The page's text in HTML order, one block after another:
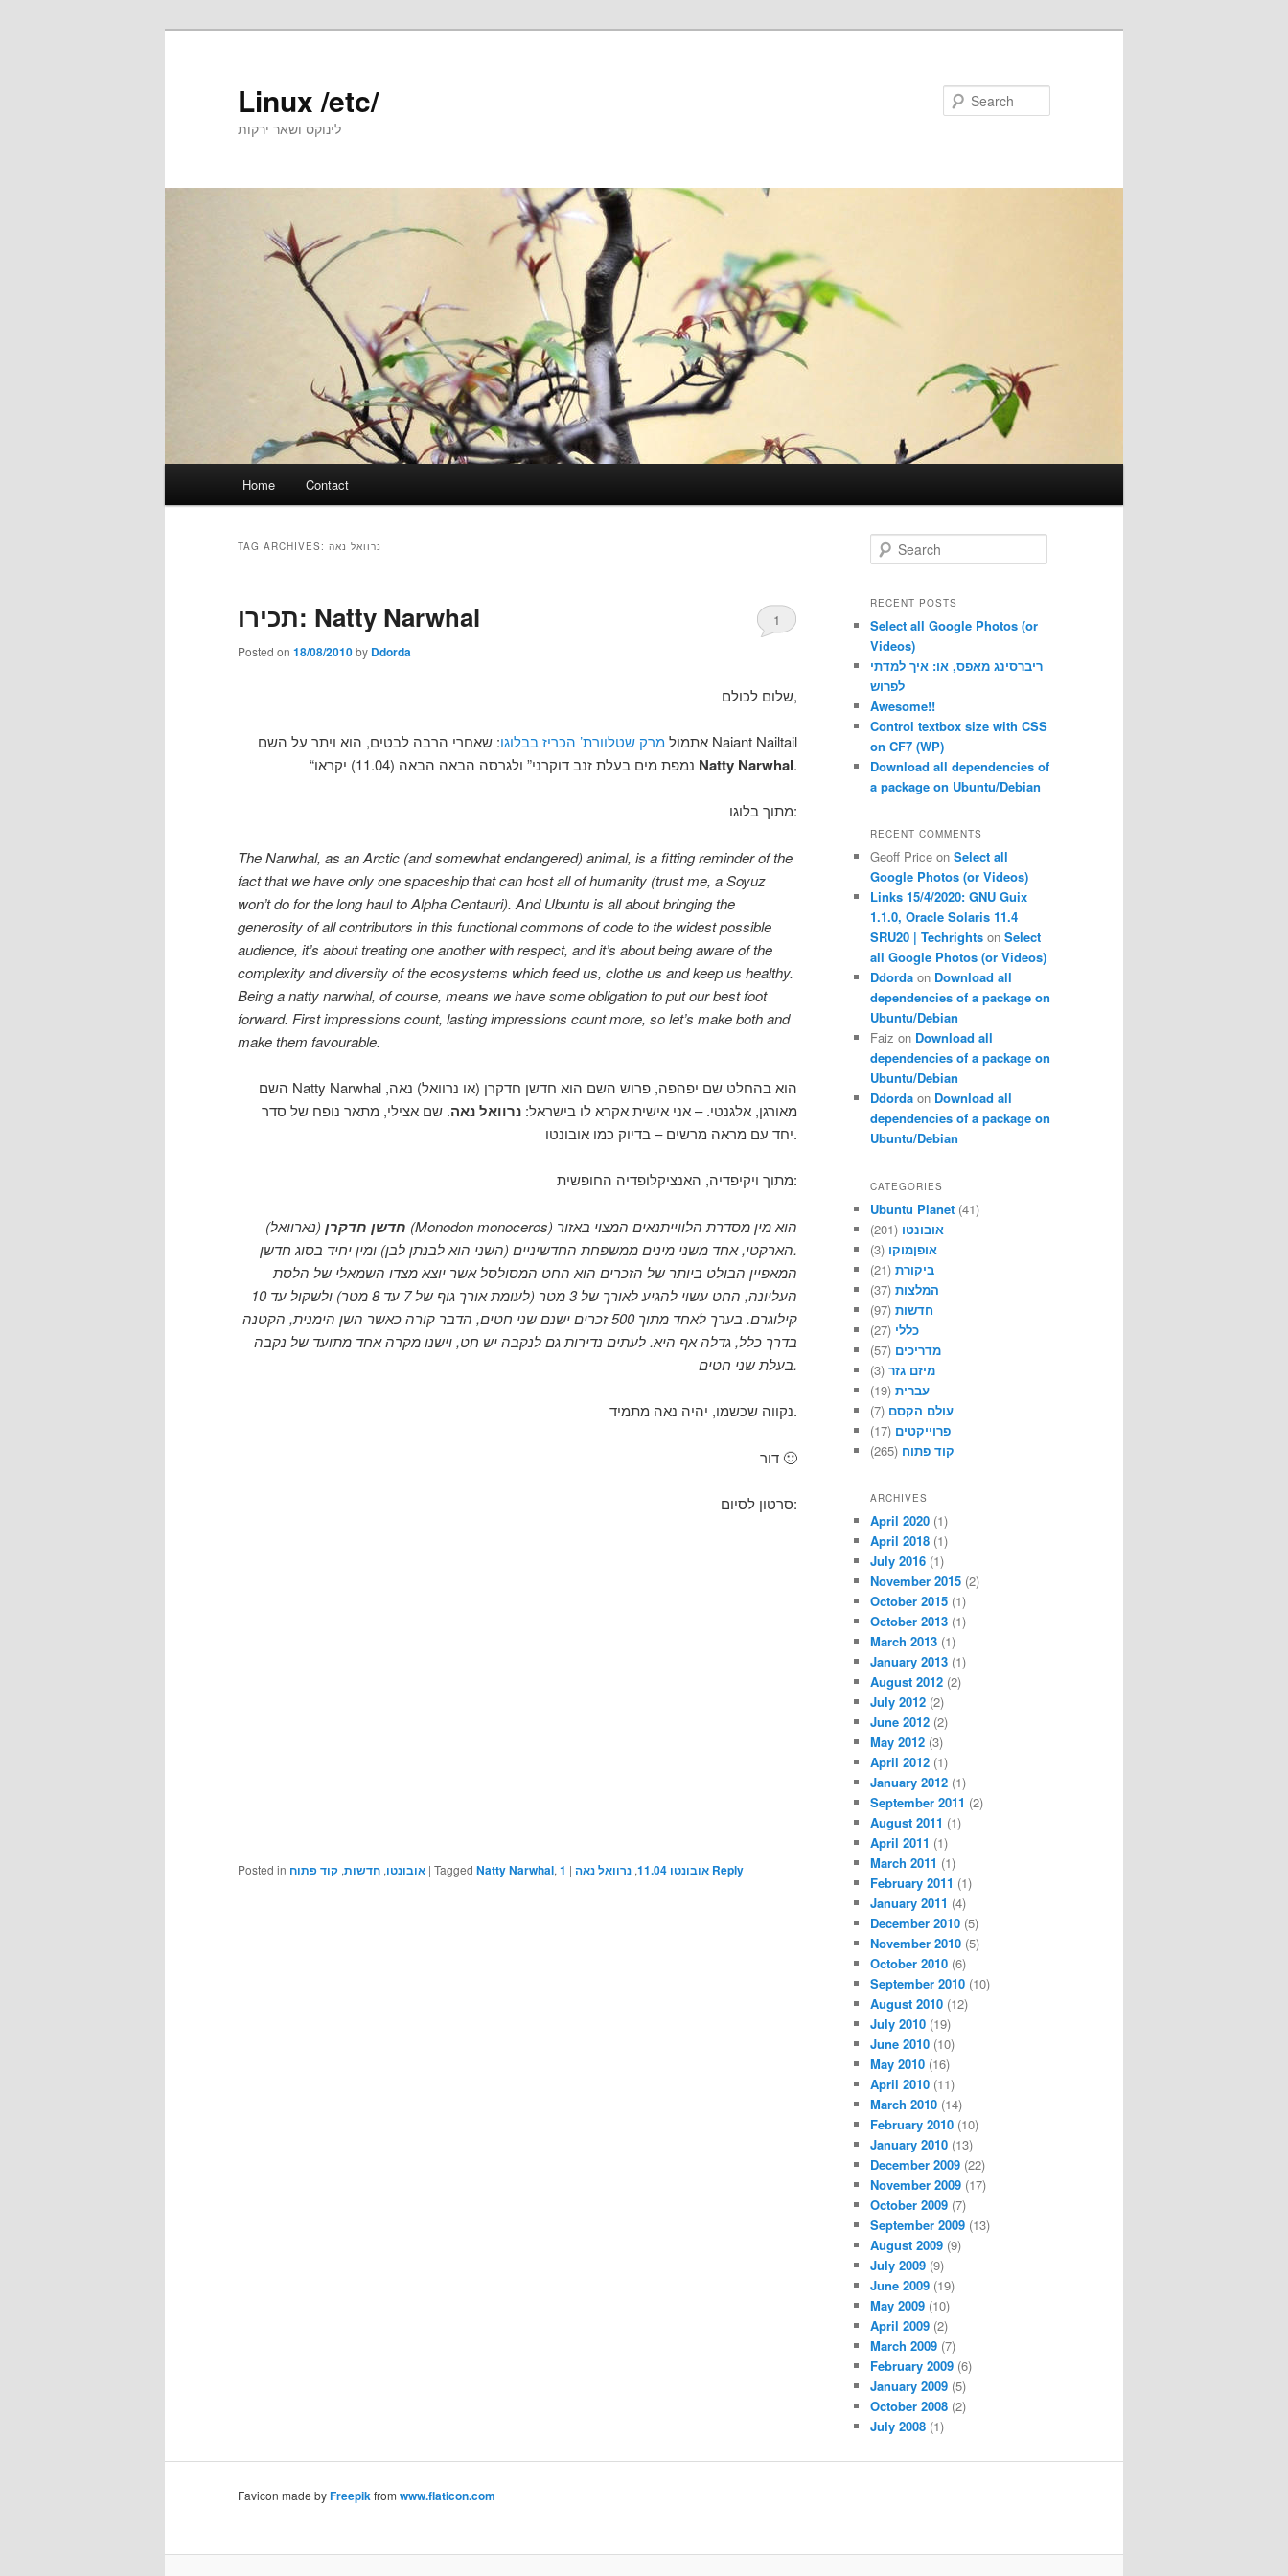
Linux /etc/
לינוקס ושאר ירקות
Home Contact
TAG ARCHIVES: נרוואל נאה
תכירו: Natty Narwhal
Posted on 18/08/2010by Ddorda
1
שלום לכולם,
אתמולמרק שטלוורת’ הכריז בבלוגו: שאחרי הרבה לבטים, הוא ויתר על השם Naiant Nailtail
Natty Narwhal.
מתוך בלוגו:
The Narwhal, as an Arctic (and somewhat endangered) animal, is a fitting reminder of the
fact that we have only one spaceship that can host all of humanity (trust me, a Soyuz
won’t do for the long haul to Alpha Centauri). And Ubuntu is all about bringing the
generosity of all contributors in this functional commons of code to the widest possible
audience, it’s about treating one another with respect, and it’s about being aware of the
complexity and diversity of the ecosystems which feed us, clothe us and keep us healthy.
Being a natty narwhal, of course, means we have some obligation to put our best foot
forward. First impressions count, lasting impressions count more, so let’s make both and
make them favourable.
השם Natty Narwhal הוא בהחלט שם יפהפה, פרוש השם הוא חדשן חדקרן (או נרוואל) נאה,
מאורגן, אלגנטי. – אני אישית אקרא לו בישראל: נרוואל נאה. שם אצילי, מתאר נופח של סדר
יחד עם מראה מרשים – בדיוק כמו אובונטו.
מתוך ויקיפדיה, האנציקלופדיה החופשית:
חדשן חדקרן (נארוואל) (Monodon monoceros) הוא מין מסדרת הלווייתנאים המצוי באזור
הארקטי, אחד משני מינים ממשפחת החדשיניים (השני הוא לבנתן לבן) ומין יחיד בסוג חדשן.
המאפיין הבולט ביותר של הזכרים הוא החט המסולסל אשר יוצא מצדו השמאלי של הלסת
העליונה, החט עשוי להגיע לאורך של 3 מטר (לעומת אורך גוף של 7 עד 8 מטר) ולשקול עד 10
קילוגרם. בערך לאחד מתוך 500 זכרים ישנם שני חטים, הדבר קורה כאשר השן הימנית, הקטנה
בדרך כלל, גדלה אף היא. לעתים נדירות גם לנקבה יש חט, וישנו מקרה אחד מתועד של נקבה
בעלת שני חטים.
נקווה שכשמו, יהיה נאה מתמיד.
דור 🙂
סרטון לסיום:
Posted in אובונטו, חדשות, קוד פתוח | Tagged Natty Narwhal, אובונטו 11.04 , נרוואל נאה |
1 Reply
e
r
h
RECENT POSTS
Select all Google Photos (or
Videos)
ריברסינג מאפס, או: איך למדתי
לפרוש
Awesome!!
Control textbox size with CSS
on CF7 (WP)
Download all dependencies of
a package on Ubuntu/Debian
RECENT COMMENTS
Geoff Price on Select all
Google Photos (or Videos)
Links 15/4/2020: GNU Guix
1.1.0, Oracle Solaris 11.4
SRU20 | Techrights on Select
all Google Photos (or Videos)
Ddorda on Download all
dependencies of a package on
Ubuntu/Debian
Faiz on Download all
dependencies of a package on
Ubuntu/Debian
Ddorda on Download all
dependencies of a package on
Ubuntu/Debian
CATEGORIES
Ubuntu Planet (41)
אובונטו (201)
אופןמוקו (3)
ביקורת (21)
המלצות (37)
חדשות (97)
כללי (27)
מדריכים (57)
מיזם גזר (3)
עברית (19)
עולם הקסם (7)
פרוייקטים (17)
קוד פתוח (265)
ARCHIVES
April 2020 (1)
April 2018 (1)
July 2016 (1)
November 2015 (2)
October 2015 (1)
October 2013 (1)
March 2013 (1)
January 2013 (1)
August 2012 (2)
July 2012 (2)
June 2012 (2)
May 2012 (3)
April 2012 (1)
January 2012 (1)
September 2011 (2)
August 2011 (1)
April 2011 (1)
March 2011 (1)
February 2011 (1)
January 2011 (4)
December 2010 (5)
November 2010 (5)
October 2010 (6)
September 2010 (10)
August 2010 (12)
July 2010 (19)
June 2010 (10)
May 2010 (16)
April 2010 (11)
March 2010 (14)
February 2010 (10)
January 2010 (13)
December 2009 (22)
November 2009 (17)
October 2009 (7)
September 2009 (13)
August 2009 (9)
July 2009 (9)
June 2009 (19)
May 2009 (10)
April 2009 (2)
March 2009 (7)
February 2009 (6)
January 2009 (5)
October 2008 (2)
July 2008 (1)
Favicon made byFreepikfrom www.flaticon.com